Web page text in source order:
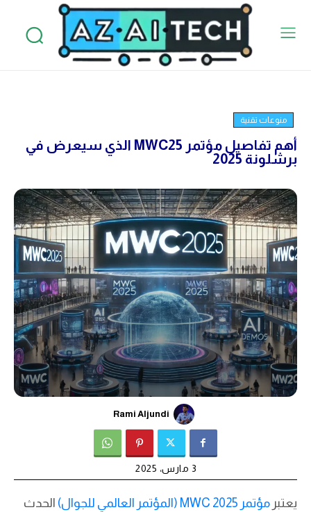
منوعات تقنية
أهم تفاصيل مؤتمر MWC25 الذي سيعرض في
برشلونة 2025
Rami Aljundi
3 مارس، 2025
يعتبر مؤتمر MWC 2025 (المؤتمر العالمي للجوال)
الحدث